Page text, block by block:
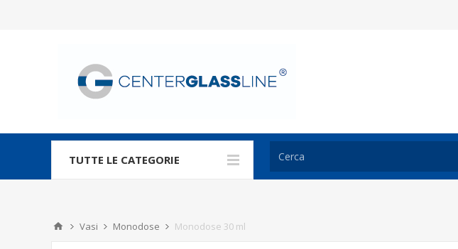
TUTTE LE CATEGORIE
Vasi Monodose Monodose 30 ml